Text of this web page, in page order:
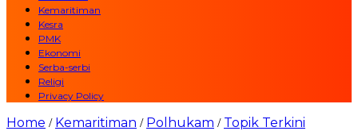
Kemaritiman
Kesra
PMK
Ekonomi
Serba-serbi
Religi
Privacy Policy
Home / Kemaritiman / Polhukam / Topik Terkini